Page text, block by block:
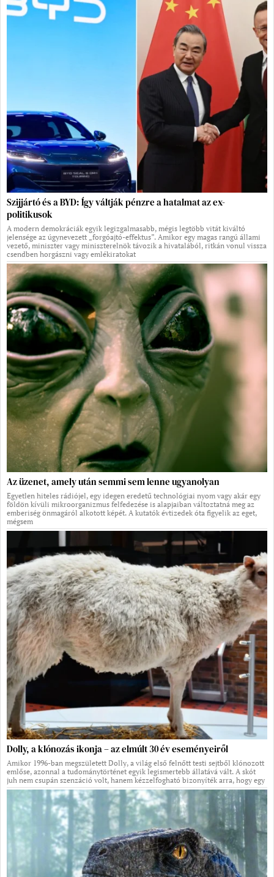
Szijjártó és a BYD: Így váltják pénzre a hatalmat az ex-
politikusok
A modern demokráciák egyik legizgalmasabb, mégis legtöbb vitát kiváltó
jelensége az úgynevezett „forgóajtó-effektus”. Amikor egy magas rangú állami
vezető, miniszter vagy miniszterelnök távozik a hivatalából, ritkán vonul vissza
csendben horgászni vagy emlékiratokat
Az üzenet, amely után semmi sem lenne ugyanolyan
Egyetlen hiteles rádiójel, egy idegen eredetű technológiai nyom vagy akár egy
földön kívüli mikroorganizmus felfedezése is alapjaiban változtatná meg az
emberiség önmagáról alkotott képét. A kutatók évtizedek óta figyelik az eget,
mégsem
Dolly, a klónozás ikonja – az elmúlt 30 év eseményeiről
Amikor 1996-ban megszületett Dolly, a világ első felnőtt testi sejtből klónozott
emlőse, azonnal a tudománytörténet egyik legismertebb állatává vált. A skót
juh nem csupán szenzáció volt, hanem kézzelfogható bizonyíték arra, hogy egy